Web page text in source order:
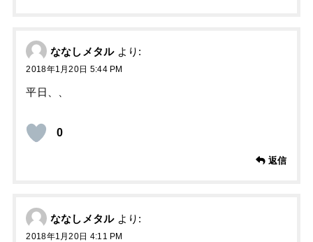
ななしメタル より:
2018年1月20日 5:44 PM
平日、、
0
返信
ななしメタル より:
2018年1月20日 4:11 PM